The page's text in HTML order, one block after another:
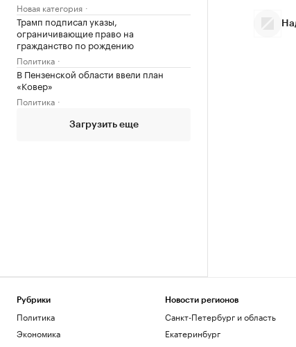
Новая категория
Трамп подписал указы,
ограничивающие право на
гражданство по рождению
Политика
В Пензенской области ввели план
«Ковер»
Политика
Загрузить еще
Рубрики
Политика
Экономика
Новости регионов
Санкт-Петербург и область
Екатеринбург